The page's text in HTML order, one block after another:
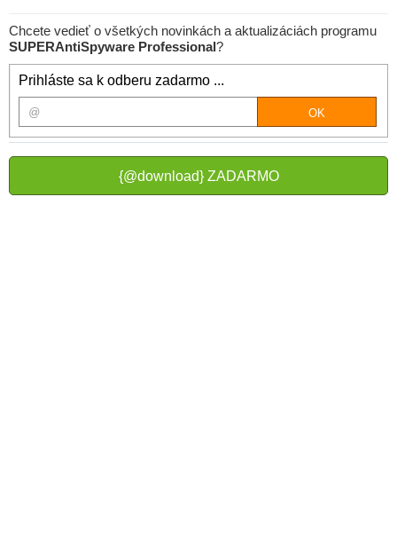
Chcete vedieť o všetkých novinkách a aktualizáciách programu
SUPERAntiSpyware Professional?
Prihláste sa k odberu zadarmo ...
{@download} ZADARMO